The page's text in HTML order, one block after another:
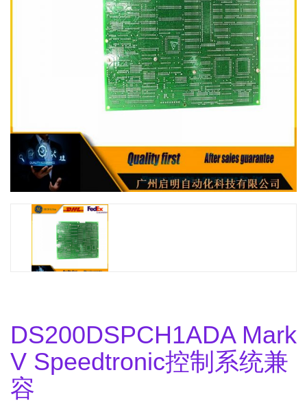
DS200DSPCH1ADA Mark
V Speedtronic控制系统兼
容